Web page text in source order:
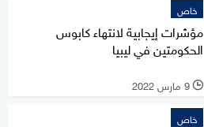
خاص
مؤشرات إيجابية لانتهاء كابوس
الحكومتين في ليبيا
l 9 مارس 2022
خاص